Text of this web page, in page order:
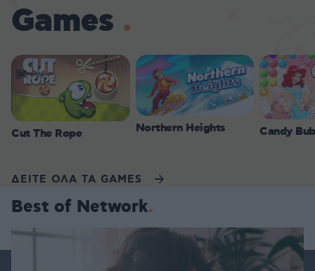
Games
Cut The Rope Northern Heights Candy
ΔΕΙΤΕ ΟΛΑ ΤΑ GAMES
Best of Network